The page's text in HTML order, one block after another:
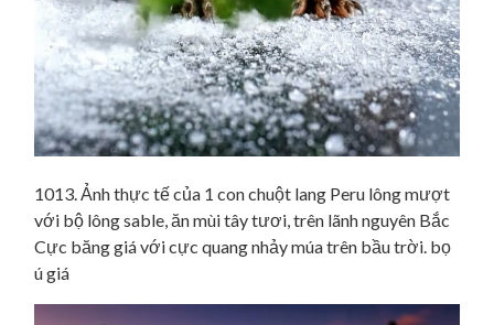
1013. Ảnh thực tế của 1 con chuột lang Peru lông mượt
với bộ lông sable, ăn mùi tây tươi, trên lãnh nguyên Bắc
Cực băng giá với cực quang nhảy múa trên bầu trời. bọ
ú giá